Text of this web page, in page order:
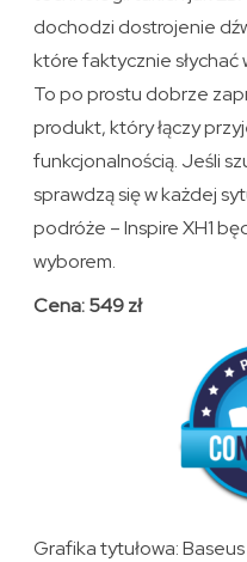
dochodzi dostrojenie
które faktycznie słychać
To po prostu dobrze
produkt, który łączy
funkcjonalnością. Jeśli
sprawdzą się w każdej
podróże – Inspire XH1
wyborem.
Cena: 549 zł
Grafika tytułowa: Baseus